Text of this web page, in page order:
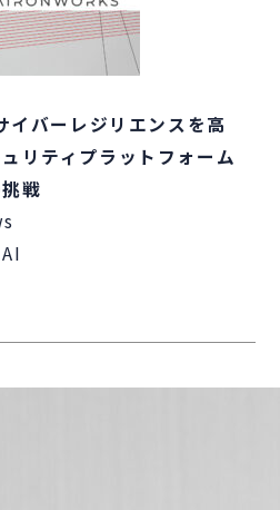
イバーレジリエンスを高
リティプラットフォーム
戦
AI